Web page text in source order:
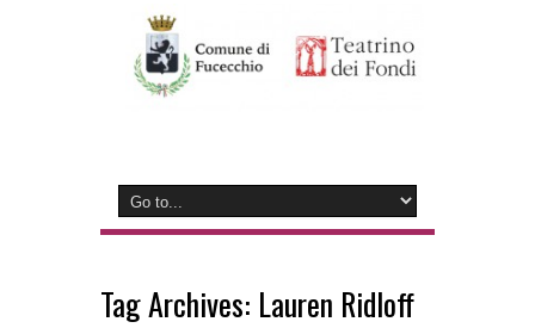
Tag Archives: Lauren Ridloff